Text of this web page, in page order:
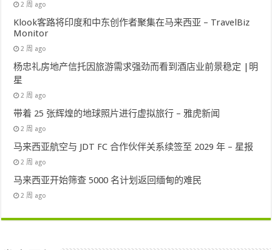
2 周 ago
Klook客路将印度和中东创作者聚集在马来西亚 – TravelBiz
Monitor
2 周 ago
杨忠礼房地产信托因旅游需求强劲而看到酒店业前景稳定 |明
星
2 周 ago
带着 25 张辉煌的地球照片进行虚拟旅行 – 雅虎新闻
2 周 ago
马来西亚航空与 JDT FC 合作伙伴关系续签至 2029 年 – 星报
2 周 ago
马来西亚开始筛查 5000 名计划返回缅甸的难民
2 周 ago